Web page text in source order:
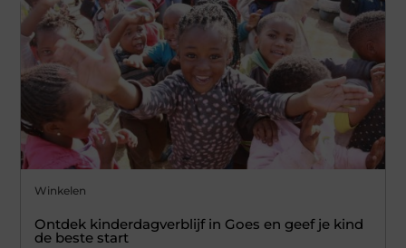
Winkelen
Ontdek kinderdagverblijf in Goes en geef je kind
de beste start